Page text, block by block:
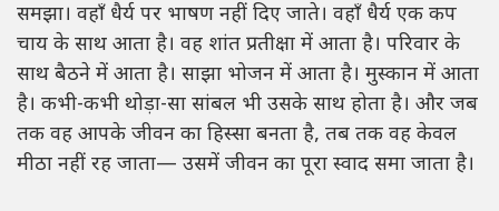
समझा। वहाँ धैर्य पर भाषण नहीं दिए जाते। वहाँ धैर्य एक कप
चाय के साथ आता है। वह शांत प्रतीक्षा में आता है। परिवार के
साथ बैठने में आता है। साझा भोजन में आता है। मुस्कान में आता
है। कभी-कभी थोड़ा-सा सांबल भी उसके साथ होता है। और जब
तक वह आपके जीवन का हिस्सा बनता है, तब तक वह केवल
मीठा नहीं रह जाता— उसमें जीवन का पूरा स्वाद समा जाता है।